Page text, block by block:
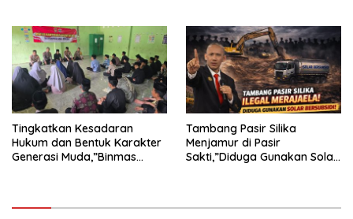
TERHADAP JURNALIS DI
PENGADILAN NEGERI
TANJUNG KARANG.
Tingkatkan Kesadaran
Hukum dan Bentuk Karakter
Generasi Muda,”Binmas
Tambang Pasir Silika
Menjamur di Pasir
Sakti,”Diduga Gunakan Solar